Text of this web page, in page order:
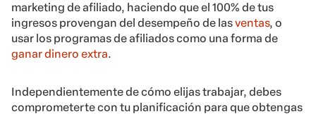
marketing de afiliado, haciendo que el 100% de tus
ingresos provengan del desempeño de lasventas, o
usar los programas de afiliados como una forma de
ganar dinero extra.
Independientemente de cómo elijas trabajar, debes
comprometerte con tu planificación para que obtengas